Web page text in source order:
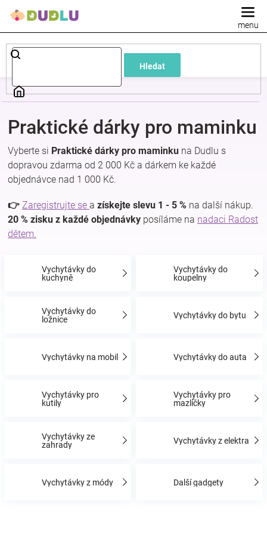
Hledat
Dětské
a
Pokojíček
a
kojenecká
oblečení
Praktické dárky pro maminku
Vyberte si Praktické dárky pro maminku na Dudlu s
dopravou zdarma od 2 000 Kč a dárkem ke každé
objednávce nad 1 000 Kč.
👉 Zaregistrujte se a získejte slevu 1 - 5 % na další nákup.
20 % zisku z každé objednávky posíláme na nadaci Radost
dětem.
Vychytávky do
kuchyně
Vychytávky do
koupelny
Vychytávky do
ložnice
Vychytávky do bytu
Vychytávky na mobil Vychytávky do auta
Vychytávky pro
kutily
Vychytávky pro
mazlíčky
Vychytávky ze
zahrady
Vychytávky z elektra
Vychytávky z módy Další gadgety